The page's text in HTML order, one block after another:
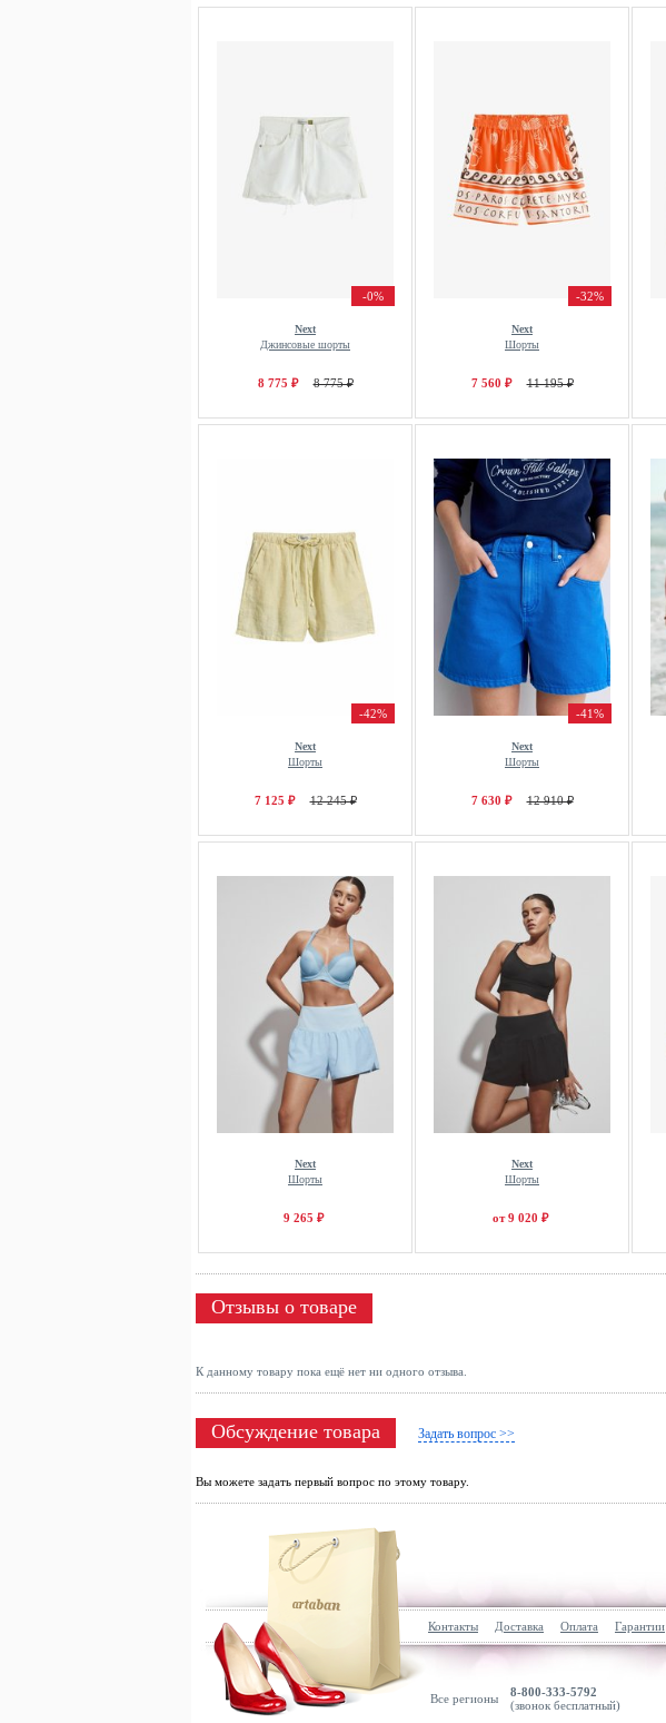
-0%
Next
Джинсовые шорты
8 775 ₽ 8 775 ₽
-32%
Next
Шорты
7 560 ₽ 11 195 ₽
-42%
Next
Шорты
7 125 ₽ 12 245 ₽
-41%
Next
Шорты
7 630 ₽ 12 910 ₽
Next
Шорты
9 265 ₽
Next
Шорты
от 9 020 ₽
Отзывы о товаре
К данному товару пока ещё нет ни одного отзыва.
Обсуждение товара Задать вопрос >>
Вы можете задать первый вопрос по этому товару.
Контакты Доставка Оплата Гарантии
Все регионы
8-800-333-5792
(звонок бесплатный)